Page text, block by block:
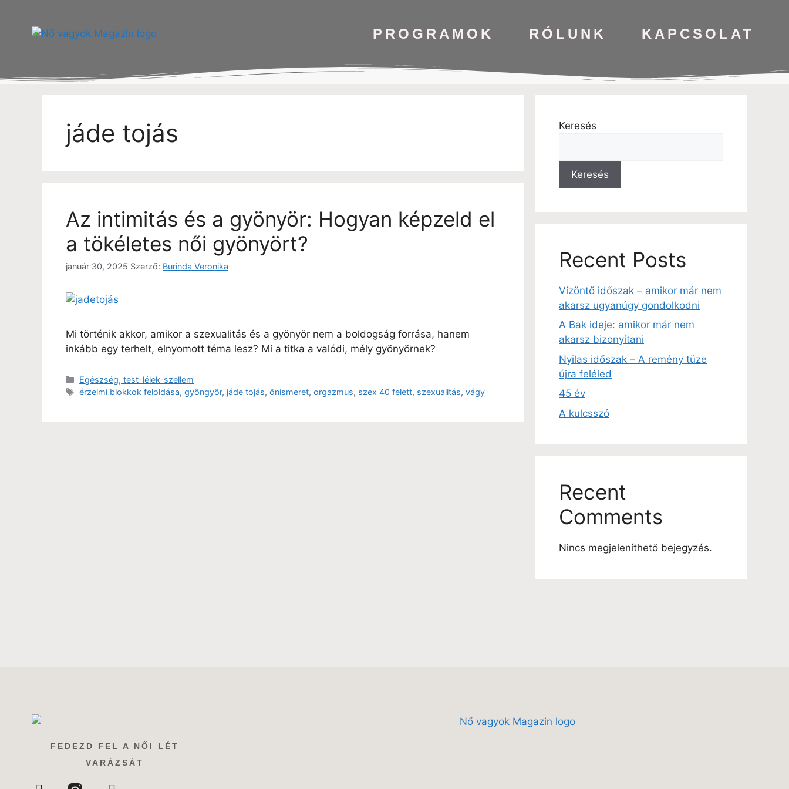
PROGRAMOK RÓLUNK KAPCSOLAT
jáde tojás
Az intimitás és a gyönyör: Hogyan képzeld el
a tökéletes női gyönyört?
január 30, 2025 Szerző: Burinda Veronika
Mi történik akkor, amikor a szexualitás és a gyönyör nem a boldogság forrása, hanem
inkább egy terhelt, elnyomott téma lesz? Mi a titka a valódi, mély gyönyörnek?
Egészség, test-lélek-szellem
érzelmi blokkok feloldása,gyöngyör, jáde tojás,önismeret,orgazmus, szex 40 felett, szexualitás,vágy
Keresés
Keresés
Recent Posts
Vízöntő időszak – amikor már nem
akarsz ugyanúgy gondolkodni
A Bak ideje: amikor már nem
akarsz bizonyítani
Nyilas időszak – A remény tüze
újra feléled
45 év
A kulcsszó
Recent
Comments
Nincs megjeleníthető bejegyzés.
FEDEZD FEL A NŐI LÉT
VARÁZSÁT